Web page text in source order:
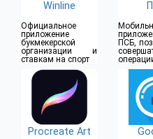
Winline
Официальное
приложение
букмекерской
организации и
ставкам на спорт
ПСБ,
дома
Procreate Art